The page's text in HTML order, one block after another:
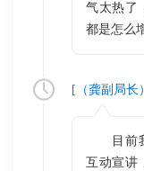
气太热了
都是怎么
[（龚副局长
目前
互动宣讲